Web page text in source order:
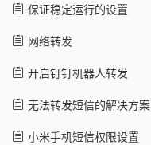
保证稳定运行的设置
网络转发
开启钉钉机器人转发
无法转发短信的解决方案
小米手机短信权限设置